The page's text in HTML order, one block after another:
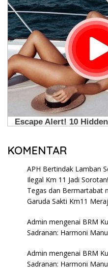
KOMENTAR
APH Bertindak Lamban
Ilegal Km 11 Jadi
Tegas dan Bermartabat
Garuda Sakti Km11
Admin mengenai BRM
Sadranan: Harmoni
Admin mengenai BRM
Sadranan: Harmoni